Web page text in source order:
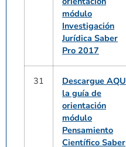
módulo
Investigación
Jurídica Saber
Pro 2017
31
Descargue
la guía de
orientación
módulo
Pensamiento
Científico Saber